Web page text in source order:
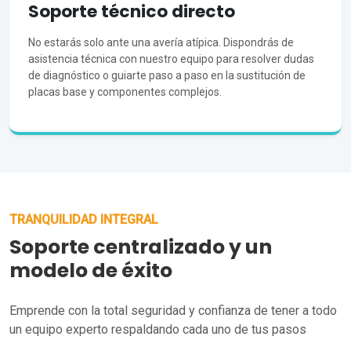
Soporte técnico directo
No estarás solo ante una avería atípica. Dispondrás de
asistencia técnica con nuestro equipo para resolver dudas
de diagnóstico o guiarte paso a paso en la sustitución de
placas base y componentes complejos.
TRANQUILIDAD INTEGRAL
Soporte centralizado y un
modelo de éxito
Emprende con la total seguridad y confianza de tener a todo
un equipo experto respaldando cada uno de tus pasos